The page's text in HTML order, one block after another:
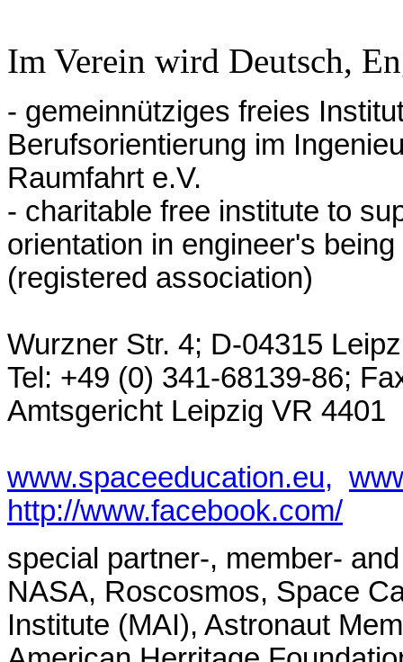
Im Verein wird Deutsch,
- gemeinnütziges freies
Berufsorientierung im
Raumfahrt e.V.
- charitable free institute to
orientation in engineer's
(registered association)
Wurzner Str. 4; D-04315
Tel: +49 (0) 341-68139-86;
Amtsgericht Leipzig VR 4401
www.spaceeducation.eu,
http://www.facebook.com/
special partner-, member-
NASA, Roscosmos, Space
Institute (MAI), Astronaut